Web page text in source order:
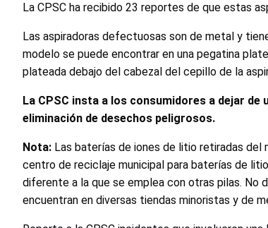
La CPSC ha recibido 23 reportes de que estas
Las aspiradoras defectuosas son de metal y
modelo se puede encontrar en una pegatina
plateada debajo del cabezal del cepillo de la
La CPSC insta a los consumidores a dejar
eliminación de desechos peligrosos.
Nota: Las baterías de iones de litio retiradas
centro de reciclaje municipal para baterías de
diferente a la que se emplea con otras pilas. No
encuentran en diversas tiendas minoristas y de